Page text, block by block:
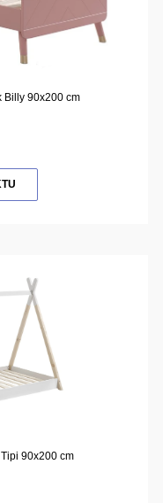
Billy 90x200 cm
90x200 cm